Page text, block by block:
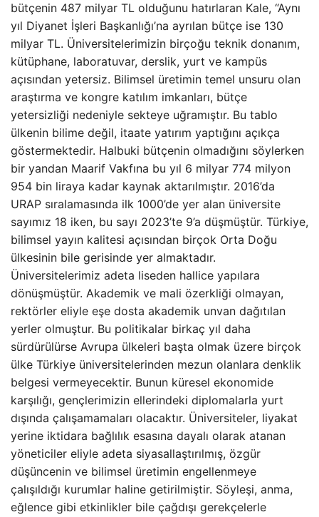
bütçenin 487 milyar TL olduğunu hatırlaran Kale, “Aynı
yıl Diyanet İşleri Başkanlığı’na ayrılan bütçe ise 130
milyar TL. Üniversitelerimizin birçoğu teknik donanım,
kütüphane, laboratuvar, derslik, yurt ve kampüs
açısından yetersiz. Bilimsel üretimin temel unsuru olan
araştırma ve kongre katılım imkanları, bütçe
yetersizliği nedeniyle sekteye uğramıştır. Bu tablo
ülkenin bilime değil, itaate yatırım yaptığını açıkça
göstermektedir. Halbuki bütçenin olmadığını söylerken
bir yandan Maarif Vakfına bu yıl 6 milyar 774 milyon
954 bin liraya kadar kaynak aktarılmıştır. 2016’da
URAP sıralamasında ilk 1000’de yer alan üniversite
sayımız 18 iken, bu sayı 2023’te 9’a düşmüştür. Türkiye,
bilimsel yayın kalitesi açısından birçok Orta Doğu
ülkesinin bile gerisinde yer almaktadır.
Üniversitelerimiz adeta liseden hallice yapılara
dönüşmüştür. Akademik ve mali özerkliği olmayan,
rektörler eliyle eşe dosta akademik unvan dağıtılan
yerler olmuştur. Bu politikalar birkaç yıl daha
sürdürülürse Avrupa ülkeleri başta olmak üzere birçok
ülke Türkiye üniversitelerinden mezun olanlara denklik
belgesi vermeyecektir. Bunun küresel ekonomide
karşılığı, gençlerimizin ellerindeki diplomalarla yurt
dışında çalışamamaları olacaktır. Üniversiteler, liyakat
yerine iktidara bağlılık esasına dayalı olarak atanan
yöneticiler eliyle adeta siyasallaştırılmış, özgür
düşüncenin ve bilimsel üretimin engellenmeye
çalışıldığı kurumlar haline getirilmiştir. Söyleşi, anma,
eğlence gibi etkinlikler bile çağdışı gerekçelerle